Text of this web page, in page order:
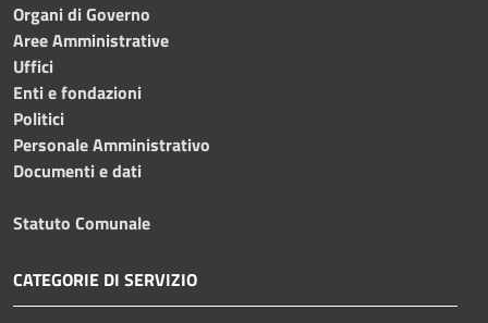
Organi di Governo
Aree Amministrative
Uffici
Enti e fondazioni
Politici
Personale Amministrativo
Documenti e dati
Statuto Comunale
CATEGORIE DI SERVIZIO